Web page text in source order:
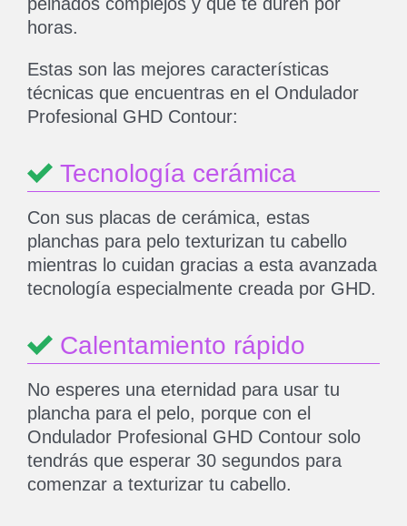
horas.
Estas son las mejores características
técnicas que encuentras en el Ondulador
Profesional GHD Contour:
Tecnología cerámica
Con sus placas de cerámica, estas
planchas para pelo texturizan tu cabello
mientras lo cuidan gracias a esta avanzada
tecnología especialmente creada por GHD.
Calentamiento rápido
No esperes una eternidad para usar tu
plancha para el pelo, porque con el
Ondulador Profesional GHD Contour solo
tendrás que esperar 30 segundos para
comenzar a texturizar tu cabello.